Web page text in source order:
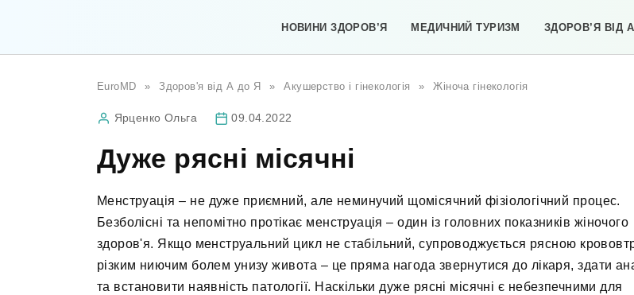
НОВИНИ ЗДОРОВ’Я МЕДИЧНИЙ ТУРИЗМ ЗДОРОВ’Я ВІД
EuroMD » Здоров'я від А до Я » Акушерство і гінекологія » Жіноча гінекологія
Ярценко Ольга 09.04.2022
Дуже рясні місячні
Менструація – не дуже приємний, але неминучий щомісячний фізіологічний процес.
Безболісні та непомітно протікає менструація – один із головних показників жіночого
здоров'я. Якщо менструальний цикл не стабільний, супроводжується рясною
різким ниючим болем унизу живота – це пряма нагода звернутися до лікаря, здати
та встановити наявність патології. Наскільки дуже рясні місячні є небезпечними для